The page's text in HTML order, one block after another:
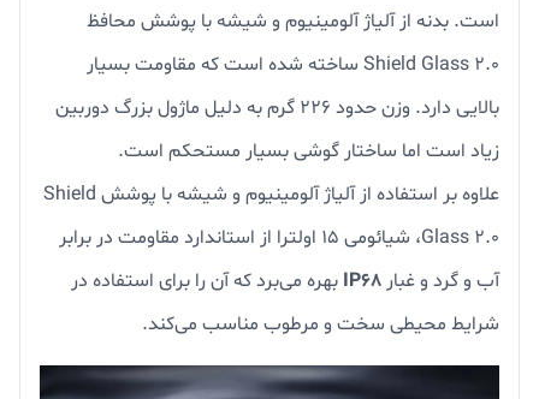
است. بدنه از آلیاژ آلومینیوم و شیشه با پوشش محافظ
Shield Glass 2.0 ساخته شده است که مقاومت بسیار
بالایی دارد. وزن حدود ۲۲۶ گرم به دلیل ماژول بزرگ دوربین
زیاد است اما ساختار گوشی بسیار مستحکم است.
علاوه بر استفاده از آلیاژ آلومینیوم و شیشه با پوشش Shield
Glass 2.0، شیائومی ۱۵ اولترا از استاندارد مقاومت در برابر
آب و گرد و غبارIP68 بهره می‌برد که آن را برای استفاده در
شرایط محیطی سخت و مرطوب مناسب می‌کند.